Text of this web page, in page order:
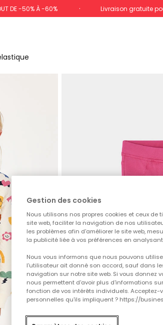
DE -50% À -60% Livraison gratuite
Gestion des cookies
Nous utilisons nos propres cookies et ceux de
site web, faciliter la navigation de nos
les problèmes afin d'améliorer le site web,
la publicité liée à vos préférences en
Nous vous informons que nous pouvons
l'utilisateur ait donné son accord, sauf dans
navigation sur notre site web. Si vous donnez
nous permettent d'avoir plus d'informations
fonction de vos intérêts individuels.
personnelles qu'ils impliquent ? https://